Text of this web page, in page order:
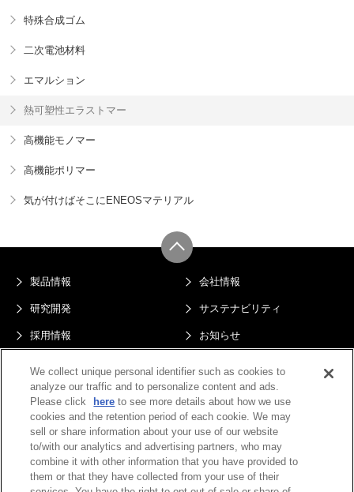
特殊合成ゴム
二次電池材料
エマルション
熱可塑性エラストマー
高機能モノマー
高機能ポリマー
気が付けばそこにENEOSマテリアル
製品情報 会社情報
研究開発 サステナビリティ
採用情報 お知らせ
このサイトについて 電子公告
Do Not Sell or Share My Personal
Information
We collect unique personal identifier such as cookies to
analyze our traffic and to personalize content and ads.
Please click
here to see more details about how we use
cookies and the retention period of each cookie. We may
sell or share information about your use of our website
to/with our analytics and advertising partners, who may
combine it with other information that you have provided to
them or that they have collected from your use of their